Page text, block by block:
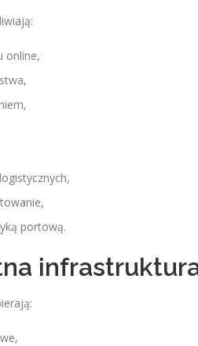
online,
portową.